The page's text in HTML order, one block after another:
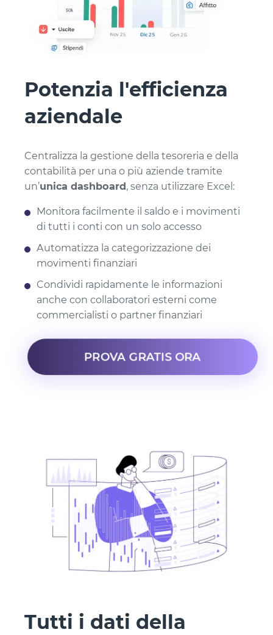
Potenzia l'efficienza
aziendale
Centralizza la gestione della tesoreria e della
contabilità per una o più aziende tramite
un’unica dashboard, senza utilizzare Excel:
Monitora facilmente il saldo e i movimenti
di tutti i conti con un solo accesso
Automatizza la categorizzazione dei
movimenti finanziari
Condividi rapidamente le informazioni
anche con collaboratori esterni come
commercialisti o partner finanziari
PROVA GRATIS ORA
Tutti i dati della